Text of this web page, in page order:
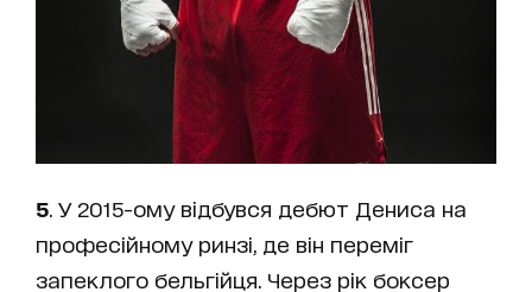
5 . У 2015-ому відбувся дебют Дениса на
професійному ринзі, де він переміг
запеклого бельгійця. Через рік боксер